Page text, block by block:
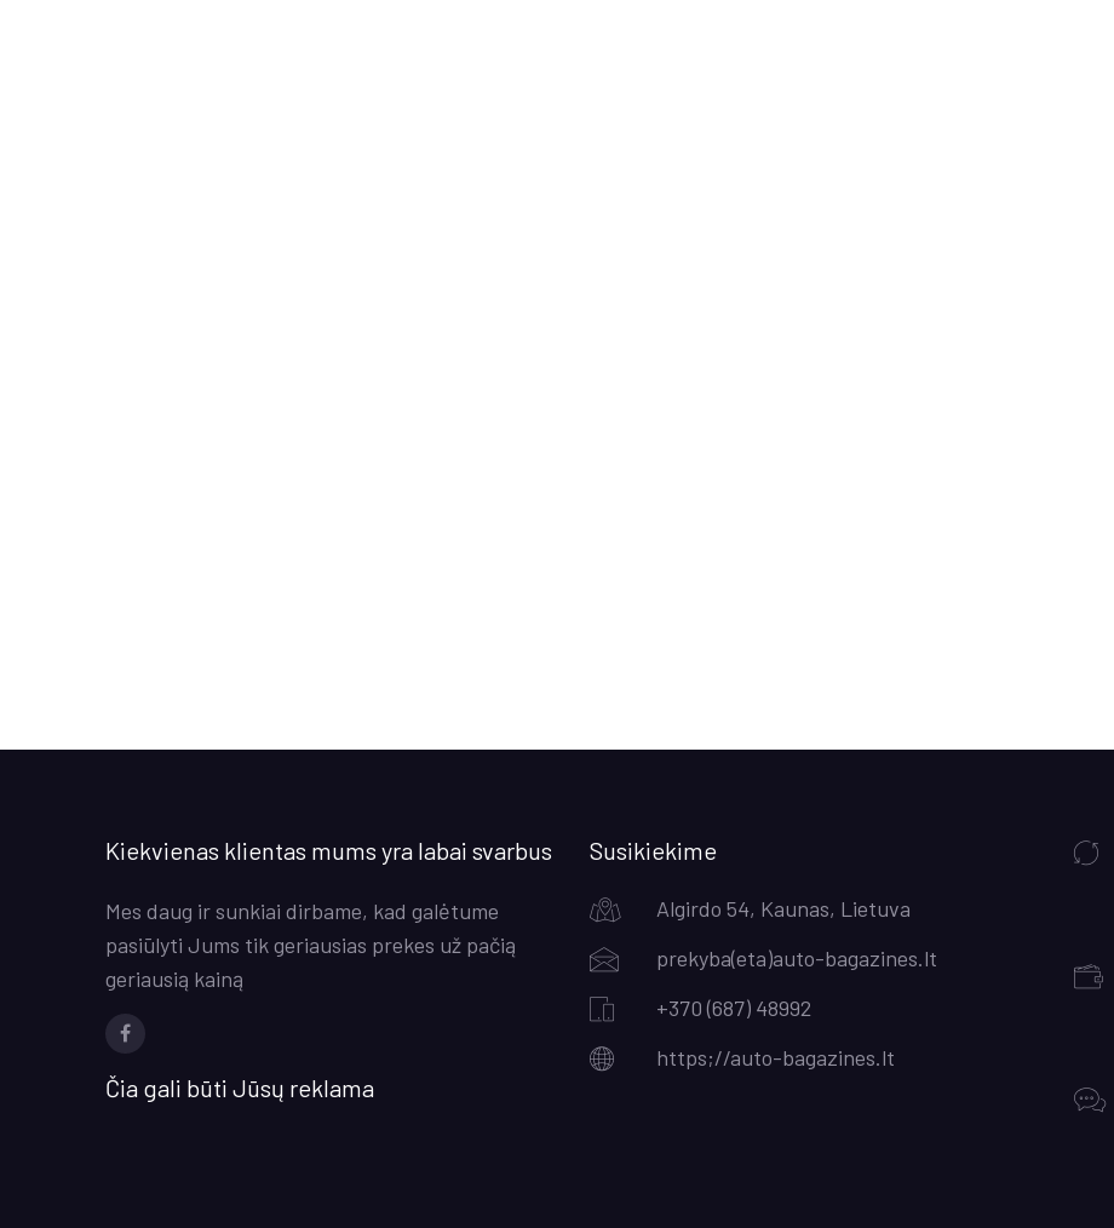
Kiekvienas klientas mums yra labai svarbus
Mes daug ir sunkiai dirbame, kad galėtume
pasiūlyti Jums tik geriausias prekes už pačią
geriausią kainą
Čia gali būti Jūsų reklama
Susikiekime
Algirdo 54, Kaunas, Lietuva
prekyba(eta)auto-bagazines.lt
+370 (687) 48992
https;//auto-bagazines.lt